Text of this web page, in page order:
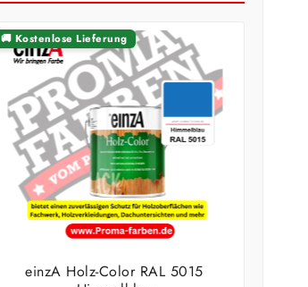
🚚 Kostenlose Lieferung
einzA Holz-Color RAL 5015